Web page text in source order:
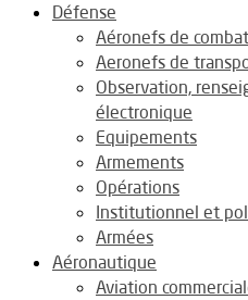
Défense
Aéronefs de combat
Aeronefs de
Observation,
électronique
Equipements
Armements
Opérations
Institutionnel et
Armées
Aéronautique
Aviation